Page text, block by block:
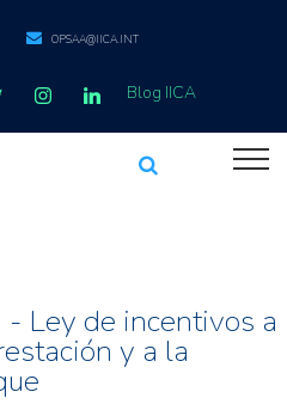
OPSAA@IICA.INT
Blog IICA
Ley de incentivos a
y a la